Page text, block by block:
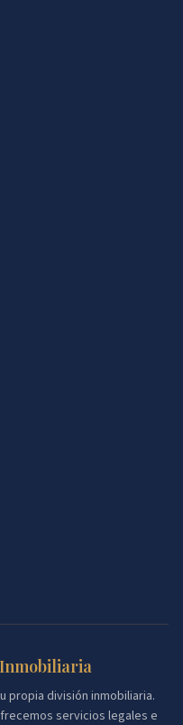
propia división inmobiliaria.
servicios legales e